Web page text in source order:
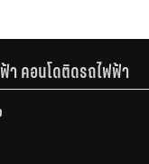
า คอนโดติดรถไฟฟ้า